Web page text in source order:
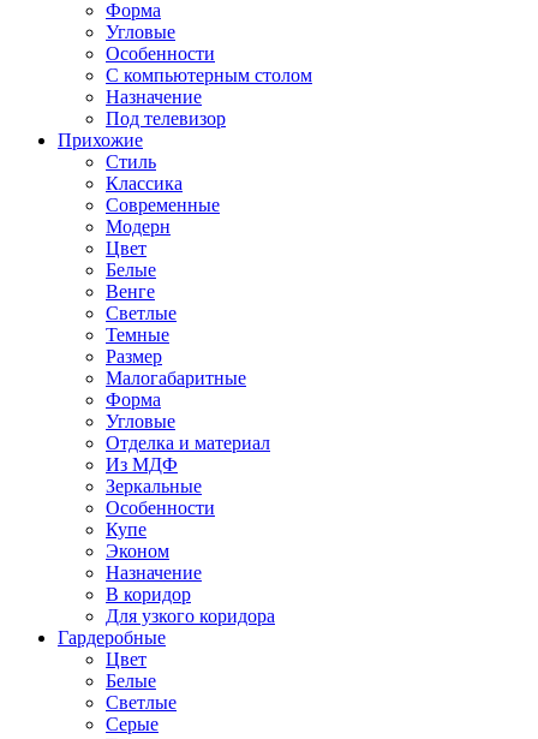
Форма
Угловые
Особенности
С компьютерным столом
Назначение
Под телевизор
Прихожие
Стиль
Классика
Современные
Модерн
Цвет
Белые
Венге
Светлые
Темные
Размер
Малогабаритные
Форма
Угловые
Отделка и материал
Из МДФ
Зеркальные
Особенности
Купе
Эконом
Назначение
В коридор
Для узкого коридора
Гардеробные
Цвет
Белые
Светлые
Серые